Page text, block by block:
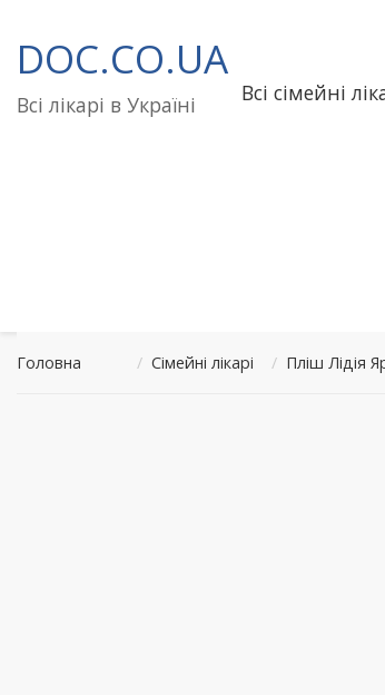
до
вмісту
DOC.CO.UA
Всі лікарі в Україні Всі сімейні
Головна / Сімейні лікарі / Пліш Лідія